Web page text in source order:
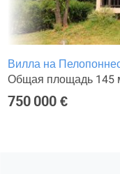
Вилла на
Общая площадь 145
750 000 €